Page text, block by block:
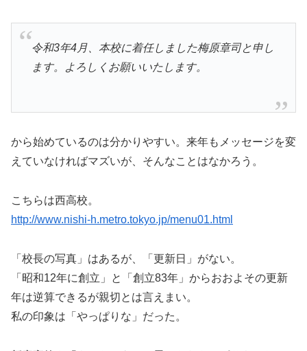
令和3年4月、本校に着任しました梅原章司と申し
ます。よろしくお願いいたします。
から始めているのは分かりやすい。来年もメッセージを変
えていなければマズいが、そんなことはなかろう。
こちらは西高校。
http://www.nishi-h.metro.tokyo.jp/menu01.html
「校長の写真」はあるが、「更新日」がない。
「昭和12年に創立」と「創立83年」からおおよその更新
年は逆算できるが親切とは言えまい。
私の印象は「やっぱりな」だった。